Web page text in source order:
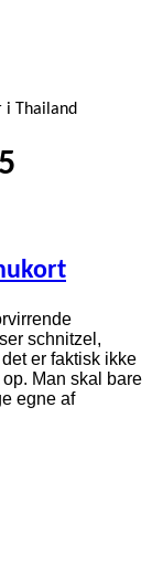
i Thailand
schnitzel,
er faktisk ikke
Man skal bare
egne af